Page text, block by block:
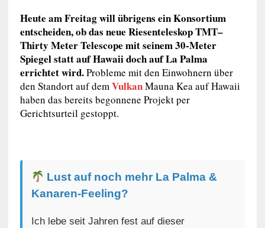
Heute am Freitag will übrigens ein Konsortium
entscheiden, ob das neue Riesenteleskop TMT–
Thirty Meter Telescope mit seinem 30-Meter
Spiegel statt auf Hawaii doch auf La Palma
errichtet wird.Probleme mit den Einwohnern über
den Standort auf demVulkanMauna Kea auf Hawaii
haben das bereits begonnene Projekt per
Gerichtsurteil gestoppt.
Lust auf noch mehr La Palma &
Kanaren-Feeling?
Ich lebe seit Jahren fest auf dieser